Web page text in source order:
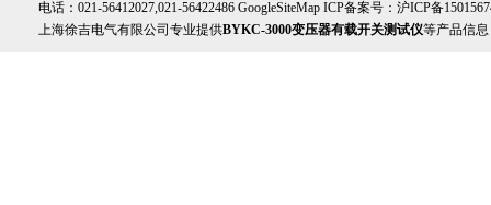
电话：021-56412027,021-56422486 GoogleSiteMap ICP备案号： 沪ICP备
上海徐吉电气有限公司专业提供BYKC-3000变压器有载开关测试仪等产品信